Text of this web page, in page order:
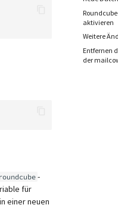
aktivieren
Weitere
Entfernen
der
-
für
einer neuen